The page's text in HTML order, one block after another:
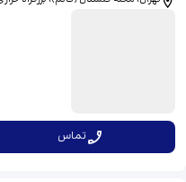
تماس